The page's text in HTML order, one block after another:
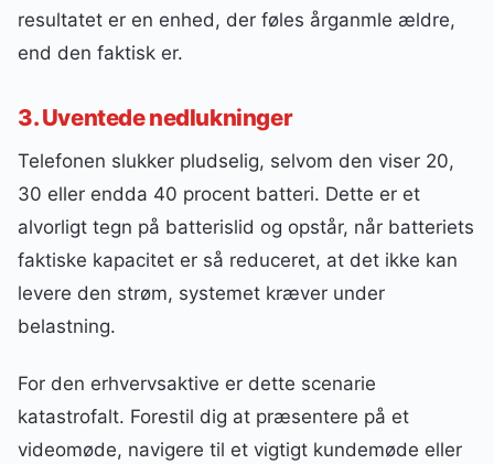
resultatet er en enhed, der føles årganmle ældre,
end den faktisk er.
3. Uventede nedlukninger
Telefonen slukker pludselig, selvom den viser 20,
30 eller endda 40 procent batteri. Dette er et
alvorligt tegn på batterislid og opstår, når batteriets
faktiske kapacitet er så reduceret, at det ikke kan
levere den strøm, systemet kræver under
belastning.
For den erhvervsaktive er dette scenarie
katastrofalt. Forestil dig at præsentere på et
videomøde, navigere til et vigtigt kundemøde eller